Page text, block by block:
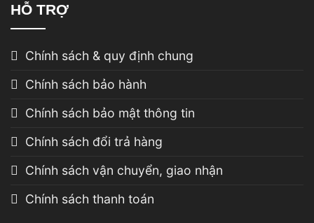
HỖ TRỢ
Chính sách & quy định chung
Chính sách bảo hành
Chính sách bảo mật thông tin
Chính sách đổi trả hàng
Chính sách vận chuyển, giao nhận
Chính sách thanh toán